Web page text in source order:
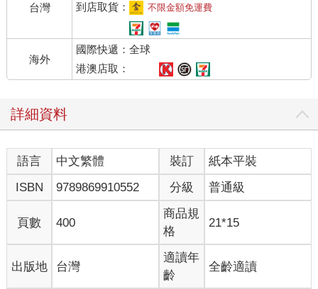
台灣
到店取貨：
不限金額免運費
海外
國際快遞：全球
港澳店取：
詳細資料
語言 中文繁體 裝訂
紙本平裝
ISBN
9789869910552 分級 普通級
頁數 400
商品規
格
21*15
出版地 台灣
適讀年
齡
全齡適讀